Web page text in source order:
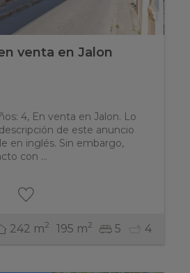
venta en Jalon
4, En venta en Jalon. Lo
de este anuncio
en inglés. Sin embargo,
con ...
242 m2 195 m2 5 4